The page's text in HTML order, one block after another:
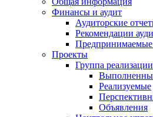
Финансы и аудит
Аудиторские
Рекомендации
Проекты
Группа
Реализуемые
Объявления